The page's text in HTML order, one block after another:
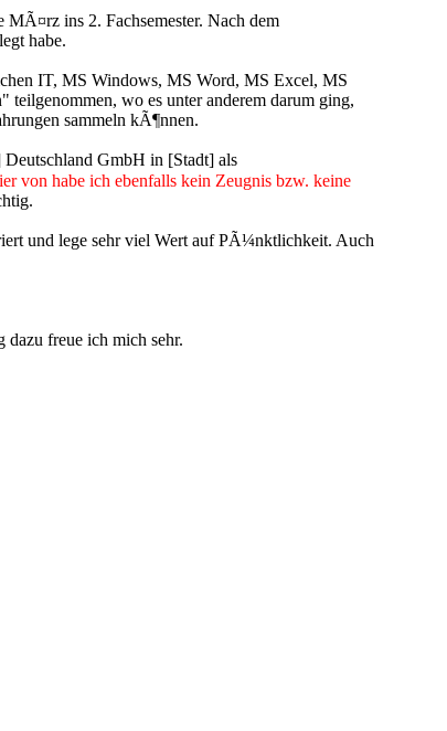
ins 2. Fachsemester. Nach dem
habe.
IT, MS Windows, MS Word, MS Excel, MS
wo es unter anderem darum ging,
sammeln kÃ¶nnen.
GmbH in [Stadt] als
von habe ich ebenfalls kein Zeugnis bzw. keine
und lege sehr viel Wert auf PÃ¼nktlichkeit. Auch
freue ich mich sehr.